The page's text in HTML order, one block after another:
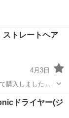
トレートヘア
4月3日
購入しました。
ますが、普通に
ドライヤー(ジ